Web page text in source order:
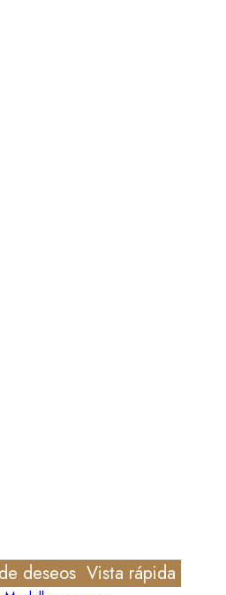
deseos Vista rápida